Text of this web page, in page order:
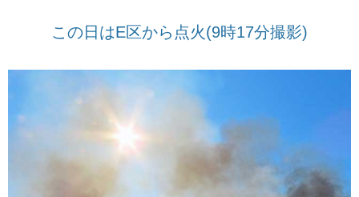
この日はE区から点火(9時17分撮影)